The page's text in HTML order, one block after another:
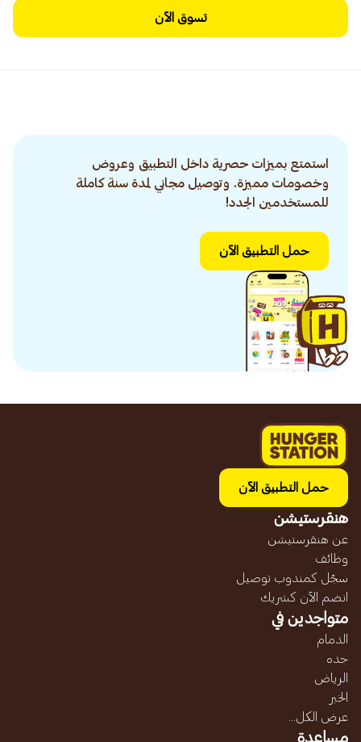
تسوق الآن
استمتع بميزات حصرية داخل التطبيق وعروض
وخصومات مميزة. وتوصيل مجاني لمدة سنة كاملة
للمستخدمين الجدد!
حمل التطبيق الآن
حمل التطبيق الآن
هنقرستيشن
عن هنقرستيشن
وظائف
سجّل كمندوب توصيل
انضم الآن كشريك
متواجدين في
الدمام
جده
الرياض
الخبر
عرض الكل...
مساعدة